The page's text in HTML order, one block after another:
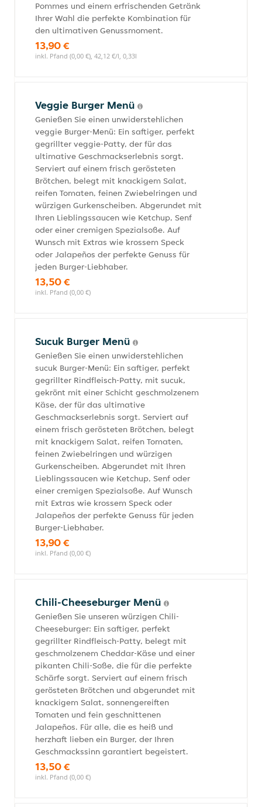
Pommes und einem erfrischenden Getränk
Ihrer Wahl die perfekte Kombination für
den ultimativen Genussmoment.
13,90 €
inkl. Pfand (0,00 €), 42,12 €/l, 0,33l
Veggie Burger Menü
Genießen Sie einen unwiderstehlichen
veggie Burger-Menü: Ein saftiger, perfekt
gegrillter veggie-Patty, der für das
ultimative Geschmackserlebnis sorgt.
Serviert auf einem frisch gerösteten
Brötchen, belegt mit knackigem Salat,
reifen Tomaten, feinen Zwiebelringen und
würzigen Gurkenscheiben. Abgerundet mit
Ihren Lieblingssaucen wie Ketchup, Senf
oder einer cremigen Spezialsoße. Auf
Wunsch mit Extras wie krossem Speck
oder Jalapeños der perfekte Genuss für
jeden Burger-Liebhaber.
13,50 €
inkl. Pfand (0,00 €)
Sucuk Burger Menü
Genießen Sie einen unwiderstehlichen
sucuk Burger-Menü: Ein saftiger, perfekt
gegrillter Rindfleisch-Patty, mit sucuk,
gekrönt mit einer Schicht geschmolzenem
Käse, der für das ultimative
Geschmackserlebnis sorgt. Serviert auf
einem frisch gerösteten Brötchen, belegt
mit knackigem Salat, reifen Tomaten,
feinen Zwiebelringen und würzigen
Gurkenscheiben. Abgerundet mit Ihren
Lieblingssaucen wie Ketchup, Senf oder
einer cremigen Spezialsoße. Auf Wunsch
mit Extras wie krossem Speck oder
Jalapeños der perfekte Genuss für jeden
Burger-Liebhaber.
13,90 €
inkl. Pfand (0,00 €)
Chili-Cheeseburger Menü
Genießen Sie unseren würzigen Chili-
Cheeseburger: Ein saftiger, perfekt
gegrillter Rindfleisch-Patty, belegt mit
geschmolzenem Cheddar-Käse und einer
pikanten Chili-Soße, die für die perfekte
Schärfe sorgt. Serviert auf einem frisch
gerösteten Brötchen und abgerundet mit
knackigem Salat, sonnengereiften
Tomaten und fein geschnittenen
Jalapeños. Für alle, die es heiß und
herzhaft lieben ein Burger, der Ihren
Geschmackssinn garantiert begeistert.
13,50 €
inkl. Pfand (0,00 €)